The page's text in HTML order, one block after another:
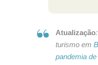
Atualização
turismo em
pandemia